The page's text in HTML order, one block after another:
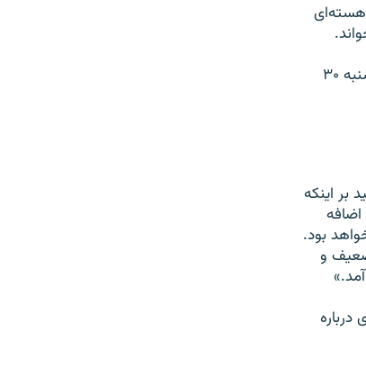
هسته‌ای
این مقام بلند پایه آمریکایی هنگامی این سخنان را به زبان آورد که یک روز پیش از آن، چهارشنبه ۳۰
بر اينکه
بود.
و
درباره